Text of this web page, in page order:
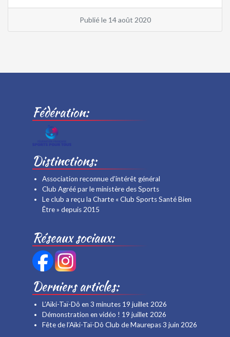
Publié le 14 août 2020
Fédération:
Distinctions:
Association reconnue d’intérêt général
Club Agréé par le ministère des Sports
Le club a reçu la Charte « Club Sports Santé Bien
Être » depuis 2015
Réseaux sociaux:
Derniers articles:
L’Aïki-Taï-Dô en 3 minutes 19 juillet 2026
Démonstration en vidéo ! 19 juillet 2026
Fête de l’Aïki-Taï-Dô Club de Maurepas3 juin 2026